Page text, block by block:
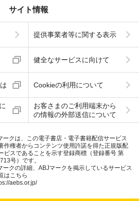
サイト情報
提供事業者等に関する表示
健全なサービスに向けて
Cookieの利用について
お客さまのご利用端末から
の情報の外部送信について
ークは、この電子書店・電子書籍配信サービス
作権者からコンテンツ使用許諾を得た正規版配
ビスであることを示す登録商標（登録番号 第
号）です。
ークの詳細、ABJマークを掲示しているサービス
はこちら
aebs.or.jp/